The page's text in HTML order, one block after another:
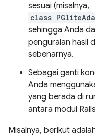
sesuai (misalnya,
class
sehingga Anda
penguraian hasil
sebenarnya.
Sebagai ganti
Anda
yang berada di
antara modul
Misalnya, berikut